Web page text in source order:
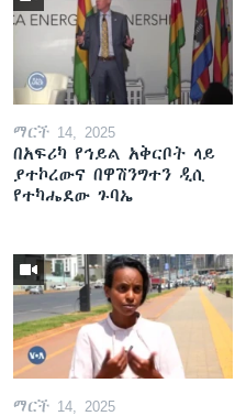
ማርች 14, 2025
በአፍሪካ የኅይል አቅርቦት ላይ
ያተኮረውና በዋሽንግተን ዲሲ
የተካሔደው ጉባኤ
ማርች 14, 2025